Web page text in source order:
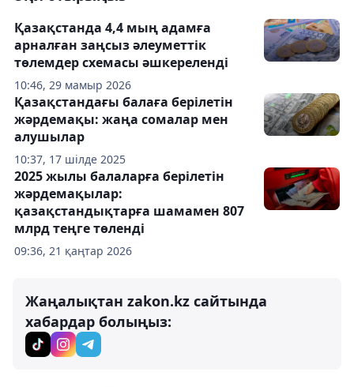
10:46, 29 мамыр 2026
Қазақстанда 4,4 мың адамға
арналған заңсыз әлеуметтік
төлемдер схемасы әшкереленді
10:37, 17 шілде 2025
Қазақстандағы балаға берілетін
жәрдемақы: жаңа сомалар мен
алушылар
09:36, 21 қаңтар 2026
2025 жылы балаларға берілетін
жәрдемақылар:
қазақстандықтарға шамамен 807
млрд теңге төленді
Жаңалықтан zakon.kz сайтында
хабардар болыңыз: